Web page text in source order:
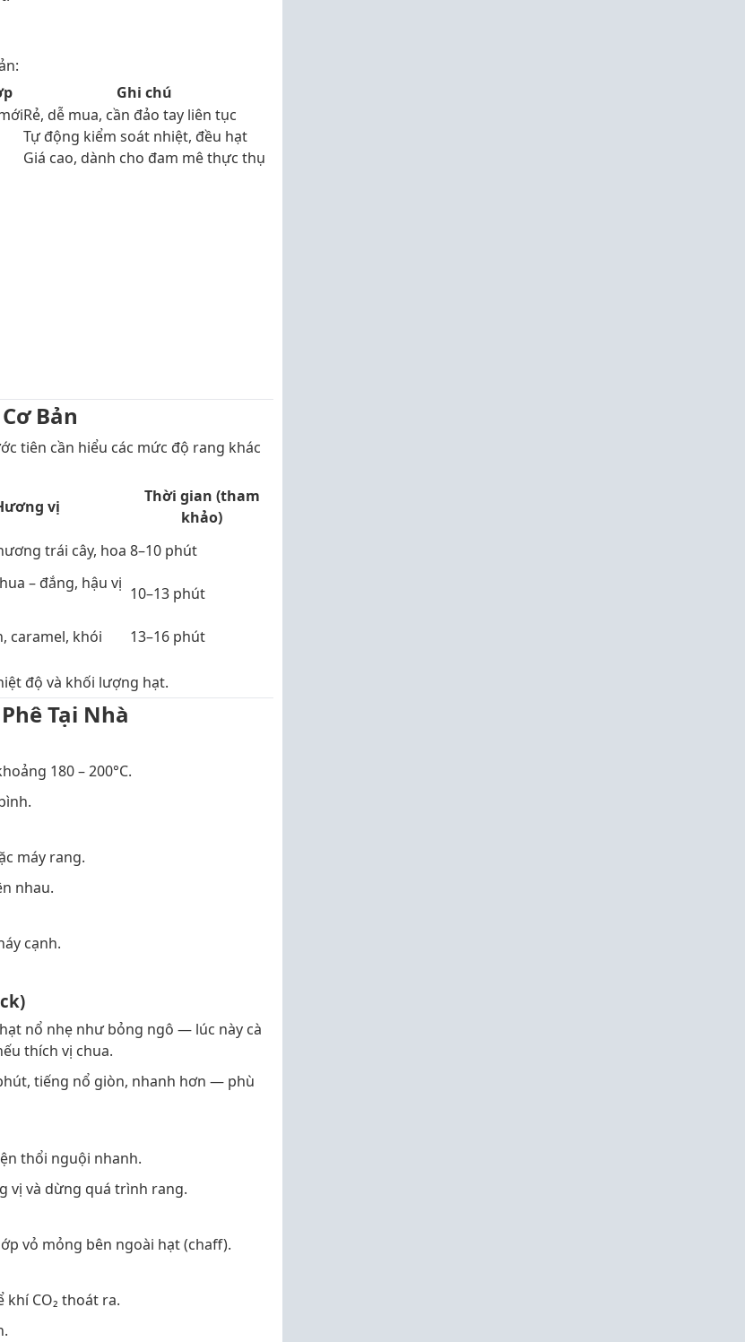
Ghi chú
Rẻ, dễ mua, cần đảo tay liên tục
Tự động kiểm soát nhiệt, đều hạt
Giá cao, dành cho đam mê thực thụ
Bản
tiên cần hiểu các mức độ rang khác
vị
Thời gian (tham
khảo)
trái cây, hoa 8–10 phút
– đắng, hậu vị
10–13 phút
caramel, khói 13–16 phút
độ và khối lượng hạt.
Tại Nhà
180 – 200°C.
máy rang.
nhau.
cạnh.
nổ nhẹ như bỏng ngô — lúc này cà
thích vị chua.
tiếng nổ giòn, nhanh hơn — phù
thổi nguội nhanh.
vị và dừng quá trình rang.
vỏ mỏng bên ngoài hạt (chaff).
CO₂ thoát ra.